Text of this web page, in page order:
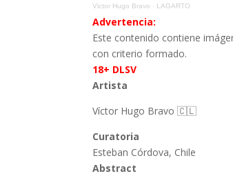
Victor Hugo Bravo · LAGARTO
Advertencia:
Este contenido contiene
con criterio formado.
18+ DLSV
Artista
Víctor Hugo Bravo 🇨🇱
Curatoria
Esteban Córdova, Chile
Abstract